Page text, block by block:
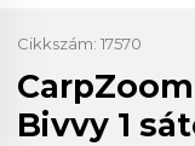
Cikkszám: 17570
Bivvy 1